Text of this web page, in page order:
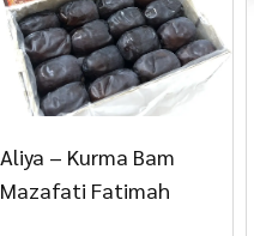
Aliya – Kurma Bam
Mazafati Fatimah